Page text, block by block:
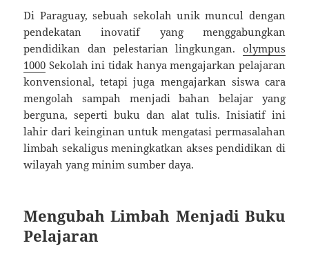
Di Paraguay, sebuah sekolah unik muncul dengan
pendekatan inovatif yang menggabungkan
pendidikan dan pelestarian lingkungan. olympus
1000 Sekolah ini tidak hanya mengajarkan pelajaran
konvensional, tetapi juga mengajarkan siswa cara
mengolah sampah menjadi bahan belajar yang
berguna, seperti buku dan alat tulis. Inisiatif ini
lahir dari keinginan untuk mengatasi permasalahan
limbah sekaligus meningkatkan akses pendidikan di
wilayah yang minim sumber daya.
Mengubah Limbah Menjadi Buku
Pelajaran